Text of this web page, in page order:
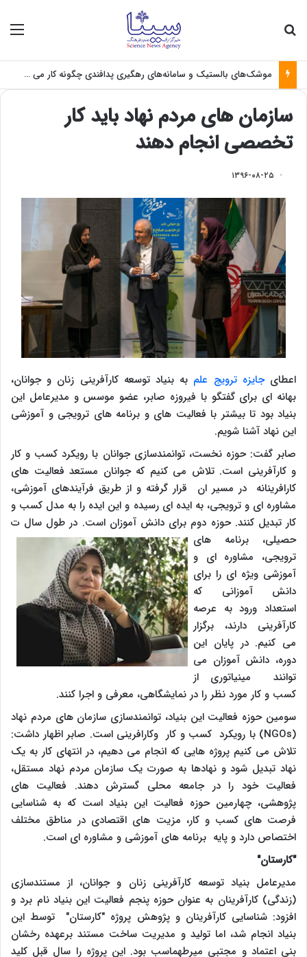
موشک‌های بالستیک و سامانه‌های رهگیری پدافندی چگونه کار می کنند؟
سازمان های مردم نهاد باید کار
تخصصی انجام دهند
۱۳۹۶-۰۸-۲۵
اعطایجایزه ترویج علم به بنیاد توسعه کارآفرینی زنان و جوانان،
بهانه ای برای گفتگو با فیروزه صابر، عضو موسس و مدیرعامل این
بنیاد بود تا بیشتر با فعالیت های و برنامه های ترویجی و آموزشی
این نهاد آشنا شویم.
صابر گفت: حوزه نخست، توانمندسازی جوانان با رویکرد کسب و کار
و کارآفرینی است. تلاش می کنیم که جوانان مستعد فعالیت های
کارافرینانه در مسیر ان قرار گرفته و از طریق فرآیندهای آموزشی،
مشاوره ای و ترویجی، به ایده ای رسیده و این ایده را به مدل کسب و
کار تبدیل کنند. حوزه دوم برای دانش آموزان است. در طول سال ت
حصیلی، برنامه های
ترویجی، مشاوره ای و
آموزشی ویژه ای را برای
دانش آموزانی که
استعداد ورود به عرصه
کارآفرینی دارند، برگزار
می کنیم. در پایان این
دوره، دانش آموزان می
توانند مینیاتوری از
کسب و کار مورد نظر را در نمایشگاهی، معرفی و اجرا کنند.
سومین حوزه فعالیت این بنیاد، توانمندسازی سازمان های مردم نهاد
(NGOs) با رویکرد کسب و کار وکارافرینی است. صابر اظهار داشت:
تلاش می کنیم پروژه هایی که انجام می دهیم، در انتهای کار به یک
نهاد تبدیل شود و نهادها به صورت یک سازمان مردم نهاد مستقل،
فعالیت خود را در جامعه محلی گسترش دهند. فعالیت های
پژوهشی، چهارمین حوزه فعالیت این بنیاد است که به شناسایی
فرصت های کسب و کار، مزیت های اقتصادی در مناطق مختلف
اختصاص دارد و پایه برنامه های آموزشی و مشاوره ای است.
"کارستان"
مدیرعامل بنیاد توسعه کارآفرینی زنان و جوانان، از مستندسازی
(زندگی) کارآفرینان به عنوان حوزه پنجم فعالیت این بنیاد نام برد و
افزود: شناسایی کارآفرینان و پژوهش پروژه "کارستان" توسط این
بنیاد انجام شد، اما تولید و مدیریت ساخت مستند برعهده رخشان
بنی اعتماد و مجتبی میرطهماسب بود. این پروژه را سال قبل کلید